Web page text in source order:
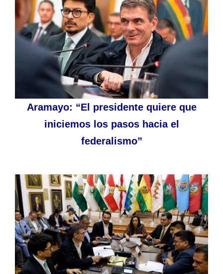
Aramayo: “El presidente quiere que
iniciemos los pasos hacia el
federalismo”